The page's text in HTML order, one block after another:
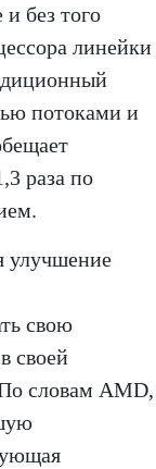
без того
линейки
потоками и
раза по
улучшение
свою
своей
словам AMD,